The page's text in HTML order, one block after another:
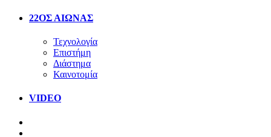
22ΟΣ ΑΙΩΝΑΣ
Τεχνολογία
Επιστήμη
Διάστημα
Καινοτομία
VIDEO